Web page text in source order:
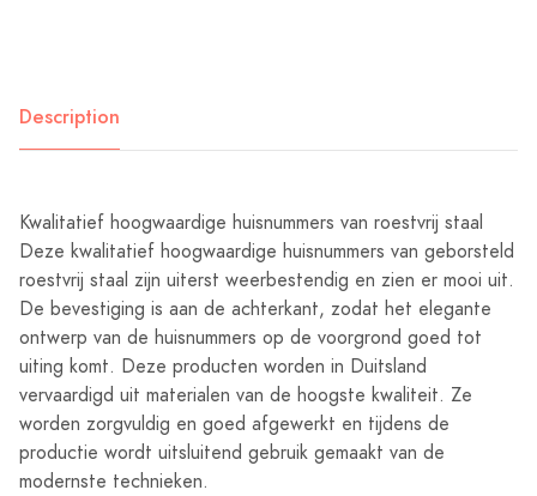
Description
Kwalitatief hoogwaardige huisnummers van roestvrij staal
Deze kwalitatief hoogwaardige huisnummers van geborsteld
roestvrij staal zijn uiterst weerbestendig en zien er mooi uit.
De bevestiging is aan de achterkant, zodat het elegante
ontwerp van de huisnummers op de voorgrond goed tot
uiting komt. Deze producten worden in Duitsland
vervaardigd uit materialen van de hoogste kwaliteit. Ze
worden zorgvuldig en goed afgewerkt en tijdens de
productie wordt uitsluitend gebruik gemaakt van de
modernste technieken.